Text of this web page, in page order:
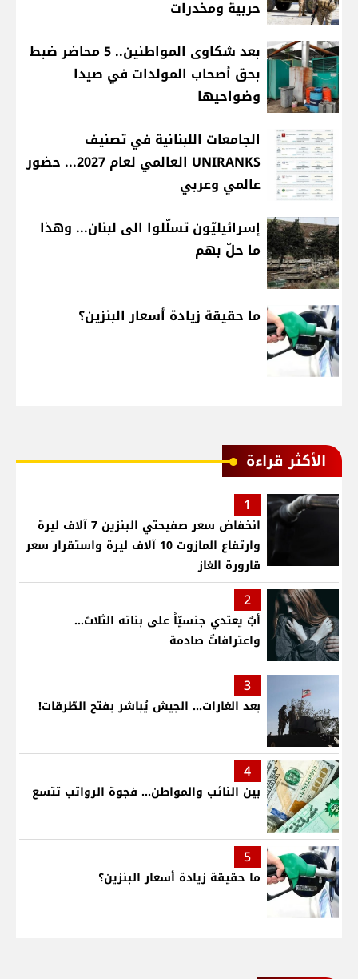
حربية ومخدرات
بعد شكاوى المواطنين.. 5 محاضر ضبط
بحق أصحاب المولدات في صيدا
وضواحيها
الجامعات اللبنانية في تصنيف
UNIRANKS العالمي لعام 2027... حضور
عالمي وعربي
إسرائيليّون تسلّلوا الى لبنان... وهذا
ما حلّ بهم
ما حقيقة زيادة أسعار البنزين؟
الأكثر قراءة
1
انخفاض سعر صفيحتي البنزين 7 آلاف ليرة
وارتفاع المازوت 10 آلاف ليرة واستقرار سعر
قارورة الغاز
2
أبٌ يعتدي جنسيّاً على بناته الثلاث…
واعترافاتٌ صادمة
3
بعد الغارات... الجيش يُباشر بفتح الطّرقات!
4
بين النائب والمواطن... فجوة الرواتب تتسع
5
ما حقيقة زيادة أسعار البنزين؟